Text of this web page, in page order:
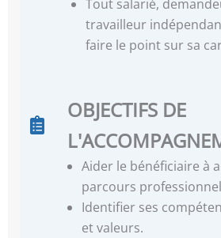
Tout salarié,
travailleur
faire le point sur sa
OBJECTIFS DE
Aider le bénéficiaire à
parcours
Identifier ses
et valeurs.